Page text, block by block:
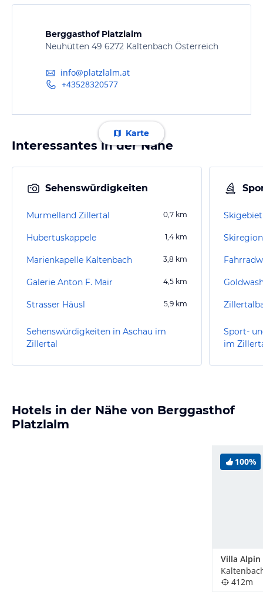
Berggasthof Platzlalm
Neuhütten 49 6272 Kaltenbach Österreich
info@platzlalm.at
+43528320577
Karte
Interessantes in der Nähe
Sehenswürdigkeiten
Murmelland Zillertal 0,7 km
Hubertuskappele 1,4 km
Marienkapelle Kaltenbach 3,8 km
Galerie Anton F. Mair 4,5 km
Strasser Häusl 5,9 km
Sehenswürdigkeiten in Aschau im
Zillertal
Sport-
im
Hotels in der Nähe von Berggasthof
Platzlalm
100%
Villa Alpin
412m